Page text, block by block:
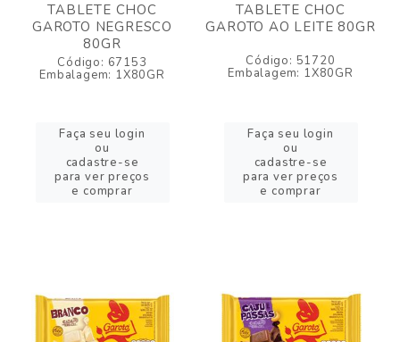
TABLETE CHOC
GAROTO NEGRESCO
80GR
Código: 67153
Embalagem: 1X80GR
Faça seu login
ou
cadastre-se
para ver preços
e comprar
TABLETE CHOC
GAROTO AO LEITE 80GR
Código: 51720
Embalagem: 1X80GR
Faça seu login
ou
cadastre-se
para ver preços
e comprar